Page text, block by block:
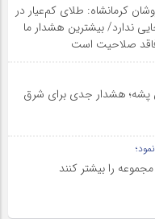
کرمانشاه: طلای کم‌عیار در
ندارد/ بیشترین هشدار ما
فاقد صلاحیت است
پشه؛ هشدار جدی برای شرق
را بیشتر کنند